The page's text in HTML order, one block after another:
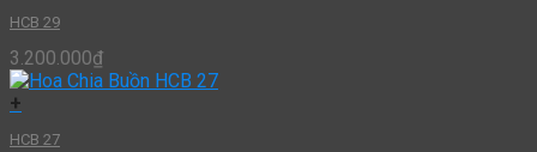
HCB 29
3.200.000₫
+
HCB 27